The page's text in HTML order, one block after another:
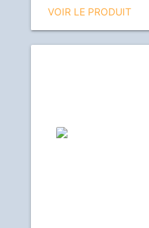
VOIR LE PRODUIT